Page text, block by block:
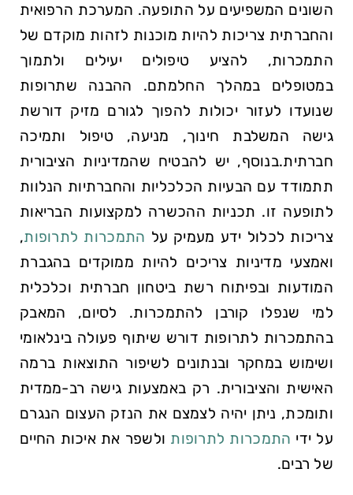
השונים המשפיעים על התופעה. המערכת הרפואית
והחברתית צריכות להיות מוכנות לזהות מוקדם של
התמכרות, להציע טיפולים יעילים ולתמוך
במטופלים במהלך החלמתם. ההבנה שתרופות
שנועדו לעזור יכולות להפוך לגורם מזיק דורשת
גישה המשלבת חינוך, מניעה, טיפול ותמיכה
חברתית.בנוסף, יש להבטיח שהמדיניות הציבורית
תתמודד עם הבעיות הכלכליות והחברתיות הנלוות
לתופעה זו. תכניות ההכשרה למקצועות הבריאות
צריכות לכלול ידע מעמיק על התמכרות לתרופות,
ואמצעי מדיניות צריכים להיות ממוקדים בהגברת
המודעות ובפיתוח רשת ביטחון חברתית וכלכלית
למי שנפלו קורבן להתמכרות. לסיום, המאבק
בהתמכרות לתרופות דורש שיתוף פעולה בינלאומי
ושימוש במחקר ובנתונים לשיפור התוצאות ברמה
האישית והציבורית. רק באמצעות גישה רב-ממדית
ותומכת, ניתן יהיה לצמצם את הנזק העצום הנגרם
על ידי התמכרות לתרופות ולשפר את איכות החיים
של רבים.